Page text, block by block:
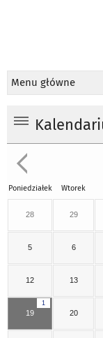
Menu główne
Poniedziałek Wtorek
28 29
5 6
12 13
1
19 20